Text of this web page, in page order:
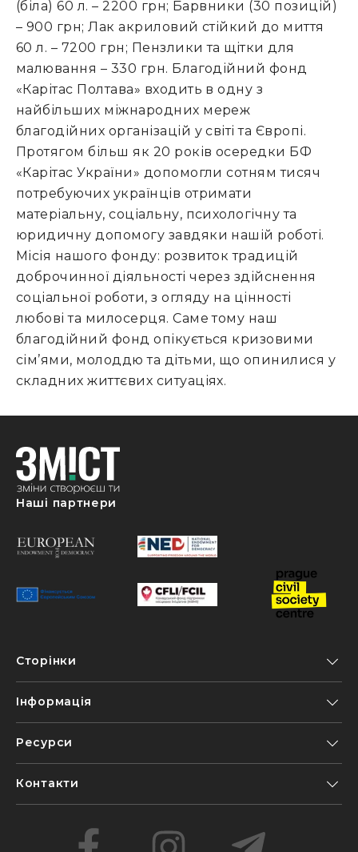
(біла) 60 л. – 2200 грн; Барвники (30 позицій)
– 900 грн; Лак акриловий стійкий до миття
60 л. – 7200 грн; Пензлики та щітки для
малювання – 330 грн. Благодійний фонд
«Карітас Полтава» входить в одну з
найбільших міжнародних мереж
благодійних організацій у світі та Європі.
Протягом більш як 20 років осередки БФ
«Карітас України» допомогли сотням тисяч
потребуючих українців отримати
матеріальну, соціальну, психологічну та
юридичну допомогу завдяки нашій роботі.
Місія нашого фонду: розвиток традицій
доброчинної діяльності через здійснення
соціальної роботи, з огляду на цінності
любові та милосерця. Саме тому наш
благодійний фонд опікується кризовими
сім’ями, молоддю та дітьми, що опинилися у
складних життєвих ситуаціях.
Наші партнери
Сторінки
Інформація
Ресурси
Контакти